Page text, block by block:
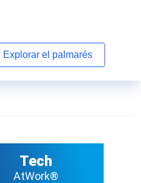
Explorar el palmarés
Tech
AtWork®